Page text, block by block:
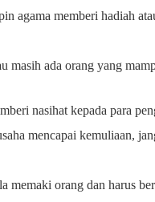
agama memberi hadiah
masih ada orang yang
nasihat kepada para
mencapai kemuliaan,
memaki orang dan harus